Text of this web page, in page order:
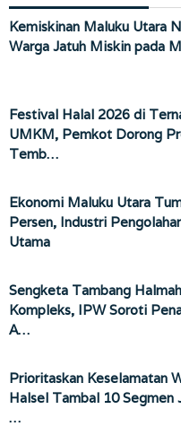
Kemiskinan Maluku Utara
Warga Jatuh Miskin pada
Festival Halal 2026 di
UMKM, Pemkot Dorong
Temb…
Ekonomi Maluku Utara
Persen, Industri
Utama
Sengketa Tambang
Kompleks, IPW Soroti
A…
Prioritaskan Keselamatan
Halsel Tambal 10 Segmen
…